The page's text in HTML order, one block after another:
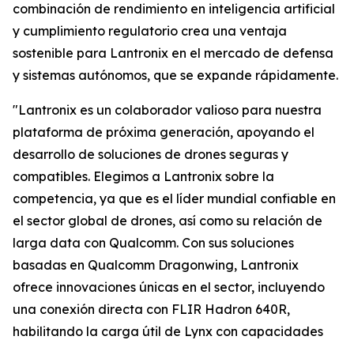
combinación de rendimiento en inteligencia artificial
y cumplimiento regulatorio crea una ventaja
sostenible para Lantronix en el mercado de defensa
y sistemas autónomos, que se expande rápidamente.
"Lantronix es un colaborador valioso para nuestra
plataforma de próxima generación, apoyando el
desarrollo de soluciones de drones seguras y
compatibles. Elegimos a Lantronix sobre la
competencia, ya que es el líder mundial confiable en
el sector global de drones, así como su relación de
larga data con Qualcomm. Con sus soluciones
basadas en Qualcomm Dragonwing, Lantronix
ofrece innovaciones únicas en el sector, incluyendo
una conexión directa con FLIR Hadron 640R,
habilitando la carga útil de Lynx con capacidades